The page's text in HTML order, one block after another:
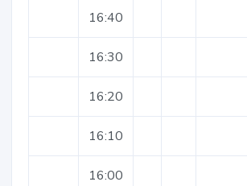
16:40
16:30
16:20
16:10
16:00